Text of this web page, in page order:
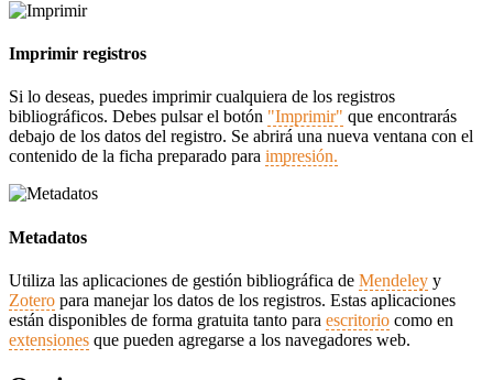
Imprimir registros
Si lo deseas, puedes imprimir cualquiera de los registros
bibliográficos. Debes pulsar el botón "Imprimir" que encontrarás
debajo de los datos del registro. Se abrirá una nueva ventana con el
contenido de la ficha preparado para impresión.
Metadatos
Utiliza las aplicaciones de gestión bibliográfica de Mendeley y
Zotero para manejar los datos de los registros. Estas aplicaciones
están disponibles de forma gratuita tanto para escritorio como en
extensiones que pueden agregarse a los navegadores web.